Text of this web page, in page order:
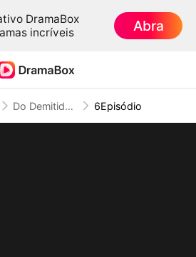
DramaBox
incríveis
Abra
Do Demitido ao Temido: Jamais ao Seu Alcance 6Episódio